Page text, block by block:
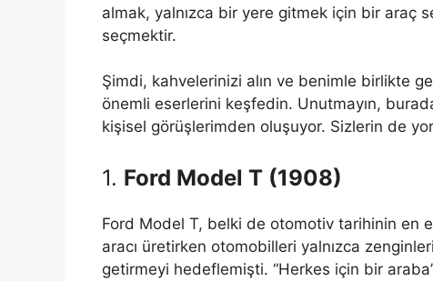
almak, yalnızca bir yere gitmek için bir araç
seçmektir.
Şimdi, kahvelerinizi alın ve benimle birlikte
önemli eserlerini keşfedin. Unutmayın,
kişisel görüşlerimden oluşuyor. Sizlerin de
1. Ford Model T (1908)
Ford Model T, belki de otomotiv tarihinin en
aracı üretirken otomobilleri yalnızca
getirmeyi hedeflemişti. “Herkes için bir